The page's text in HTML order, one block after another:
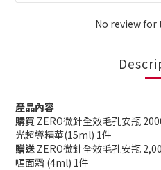
No review
產品內容
購買 ZERO微針全效毛孔安瓶
光超導精華(15ml) 1件
贈送 ZERO微針全效毛孔安瓶
喱面霜 (4ml) 1件